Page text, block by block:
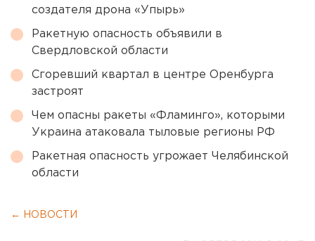
создателя дрона «Упырь»
Ракетную опасность объявили в
Свердловской области
Сгоревший квартал в центре Оренбурга
застроят
Чем опасны ракеты «Фламинго», которыми
Украина атаковала тыловые регионы РФ
Ракетная опасность угрожает Челябинской
области
← НОВОСТИ